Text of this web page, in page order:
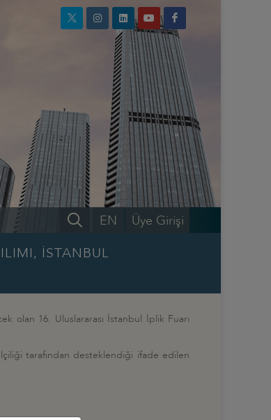
Üye Girişi
EN
İSTANBUL
olan 16. Uluslararası İstanbul İplik Fuarı
tarafından desteklendiği ifade edilen